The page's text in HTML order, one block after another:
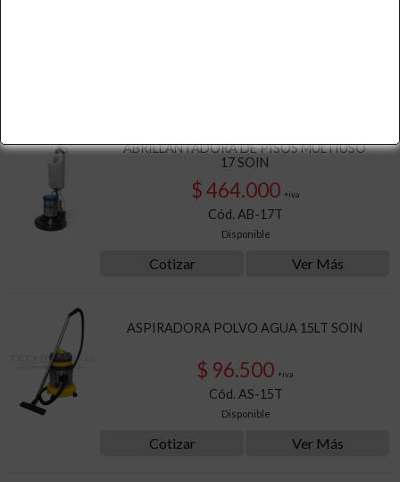
ABRILLANTADORA DE PISOS MULTIUSO
17 SOIN
$ 464.000 +iva
Cód. AB-17T
Disponible
Cotizar Ver Más
ASPIRADORA POLVO AGUA 15LT SOIN
$ 96.500 +iva
Cód. AS-15T
Disponible
Cotizar Ver Más